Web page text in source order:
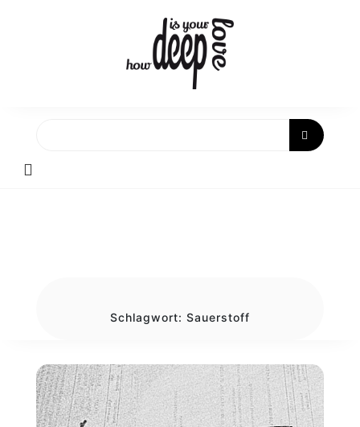
Schlagwort: Sauerstoff